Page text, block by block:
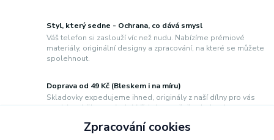
Styl, který sedne - Ochrana, co dává smysl
Váš telefon si zaslouží víc než nudu. Nabízíme prémiové
materiály, originální designy a zpracování, na které se můžete
spolehnout.
Doprava od 49 Kč (Bleskem i na míru)
Skladovky expedujeme ihned, originály z naší dílny pro vás
vyrobíme během pár dní. Vždy bezpečně zabalené a s
Zpracování cookies